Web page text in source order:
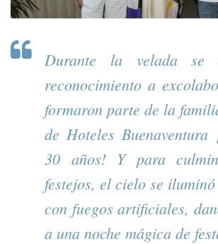
Durante la velada se
reconocimiento a
formaron parte de la
de Hoteles Buenaventura
30 años! Y para
festejos, el cielo se iluminó
con fuegos artificiales,
a una noche mágica de